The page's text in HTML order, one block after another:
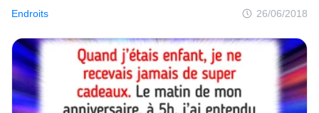
Endroits 26/06/2018
des curiosités uniques et une cuisine qui laissera une trace
indélébile dans le cœur (et l'estomac) de tous les gourmets.
Cependant, lorsque l'on visite le Vietnam, il est important de
connaître certaines caractéristiques, qui bien qu'elles participent
à l'exotisme du pays, peuvent aussi désorienter un voyageur non
averti.
Cuisine
Arts
Bien-être